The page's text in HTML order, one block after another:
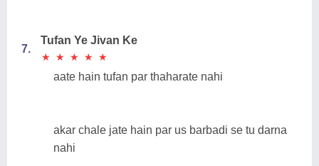
7.
Tufan Ye Jivan Ke
★
★ ★
★ ★
★ ★
★ ★
★
aate hain tufan par thaharate nahi
akar chale jate hain par us barbadi se tu darna
nahi